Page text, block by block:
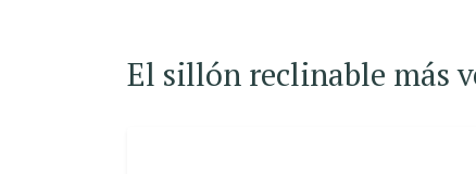
El sillón reclinable más